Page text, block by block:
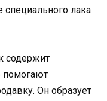
специального лака
содержит
помогают
Он образует